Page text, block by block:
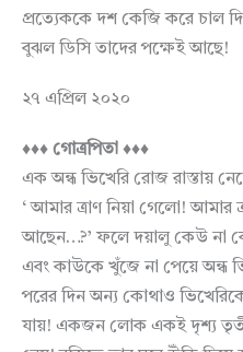
প্রত্যেককে দশ কেজি করে চাল
বুঝল ডিসি তাদের পক্ষেই আছে!
২৭ এপ্রিল ২০২০
♦♦♦ গোত্রপিতা ♦♦♦
এক অন্ধ ভিখেরি রোজ রাস্তায়
‘ আমার ত্রাণ নিয়া গেলো! আমার
আছেন…?’ ফলে দয়ালু কেউ না
এবং কাউকে খুঁজে না পেয়ে অন্ধ
পরের দিন অন্য কোথাও
যায়! একজন লোক একই দৃশ্য